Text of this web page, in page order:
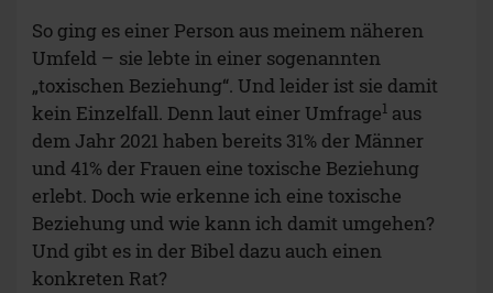
So ging es einer Person aus meinem näheren
Umfeld – sie lebte in einer sogenannten
„toxischen Beziehung“. Und leider ist sie damit
kein Einzelfall. Denn laut einer Umfrage1 aus
dem Jahr 2021 haben bereits 31% der Männer
und 41% der Frauen eine toxische Beziehung
erlebt. Doch wie erkenne ich eine toxische
Beziehung und wie kann ich damit umgehen?
Und gibt es in der Bibel dazu auch einen
konkreten Rat?